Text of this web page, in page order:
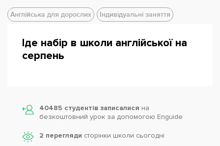
Англійська для дорослих Індивідуальні заняття
Іде набір в школи англійської на
серпень
40485 студентів записалися на
безкоштовний урок за допомогою Enguide
2 перегляди сторінки школи cьогодні